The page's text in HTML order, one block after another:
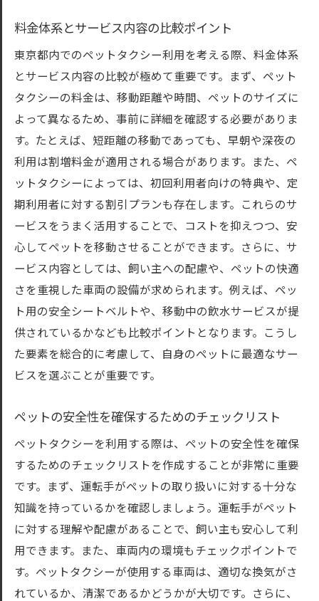
料金体系とサービス内容の比較ポイント
東京都内でのペットタクシー利用を考える際、料金体系
とサービス内容の比較が極めて重要です。まず、ペット
タクシーの料金は、移動距離や時間、ペットのサイズに
よって異なるため、事前に詳細を確認する必要がありま
す。たとえば、短距離の移動であっても、早朝や深夜の
利用は割増料金が適用される場合があります。また、ペ
ットタクシーによっては、初回利用者向けの特典や、定
期利用者に対する割引プランも存在します。これらのサ
ービスをうまく活用することで、コストを抑えつつ、安
心してペットを移動させることができます。さらに、サ
ービス内容としては、飼い主への配慮や、ペットの快適
さを重視した車両の設備が求められます。例えば、ペッ
ト用の安全シートベルトや、移動中の飲水サービスが提
供されているかなども比較ポイントとなります。こうし
た要素を総合的に考慮して、自身のペットに最適なサー
ビスを選ぶことが重要です。
ペットの安全性を確保するためのチェックリスト
ペットタクシーを利用する際は、ペットの安全性を確保
するためのチェックリストを作成することが非常に重要
です。まず、運転手がペットの取り扱いに対する十分な
知識を持っているかを確認しましょう。運転手がペット
に対する理解や配慮があることで、飼い主も安心して利
用できます。また、車両内の環境もチェックポイントで
す。ペットタクシーが使用する車両は、適切な換気がさ
れているか、清潔であるかどうかが大切です。さらに、